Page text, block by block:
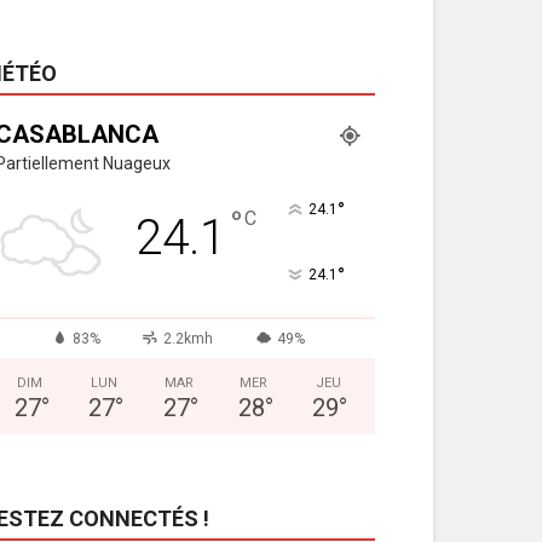
Nuageux
24.1 °C 24.1 °
24.1 °
83% 2.2kmh 49%
DIM
27°
LUN
27°
MAR
27°
MER
28°
JEU
29°
CONNECTÉS !